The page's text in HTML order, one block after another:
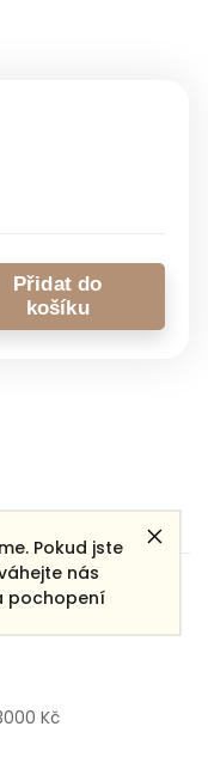
Pokud jste
nás
pochopení
Přidat do
košíku
Kč